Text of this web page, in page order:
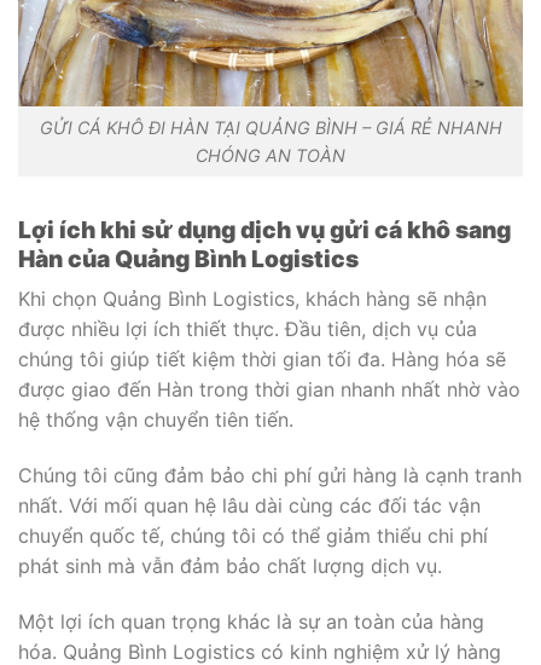
GỬI CÁ KHÔ ĐI HÀN TẠI QUẢNG BÌNH – GIÁ RẺ NHANH
CHÓNG AN TOÀN
Lợi ích khi sử dụng dịch vụ gửi cá khôsang
Hàn của Quảng Bình Logistics
Khi chọn Quảng Bình Logistics, khách hàng sẽ nhận
được nhiều lợi ích thiết thực. Đầu tiên, dịch vụ của
chúng tôi giúp tiết kiệm thời gian tối đa. Hàng hóa sẽ
được giao đến Hàn trong thời gian nhanh nhất nhờ vào
hệ thống vận chuyển tiên tiến.
Chúng tôi cũng đảm bảo chi phí gửi hàng là cạnh tranh
nhất. Với mối quan hệ lâu dài cùng các đối tác vận
chuyển quốc tế, chúng tôi có thể giảm thiểu chi phí
phát sinh mà vẫn đảm bảo chất lượng dịch vụ.
Một lợi ích quan trọng khác là sự an toàn của hàng
hóa. Quảng Bình Logistics có kinh nghiệm xử lý hàng